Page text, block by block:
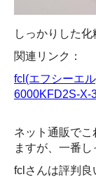
しっかりした化
関連リンク：
fcl(エフシーエ
6000KFD2S-X-
ネット通販でこ
ますが、一番し
fclさんは評判良